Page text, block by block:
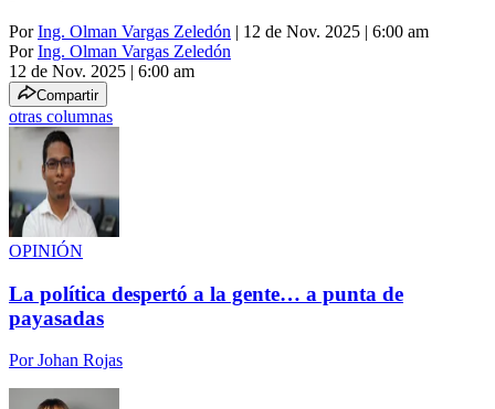
PorIng. Olman Vargas Zeledón | 12 de Nov. 2025 | 6:00 am
PorIng. Olman Vargas Zeledón
12 de Nov. 2025 | 6:00 am
Compartir
otras columnas
OPINIÓN
La política despertó a la gente… a punta de
payasadas
PorJohan Rojas